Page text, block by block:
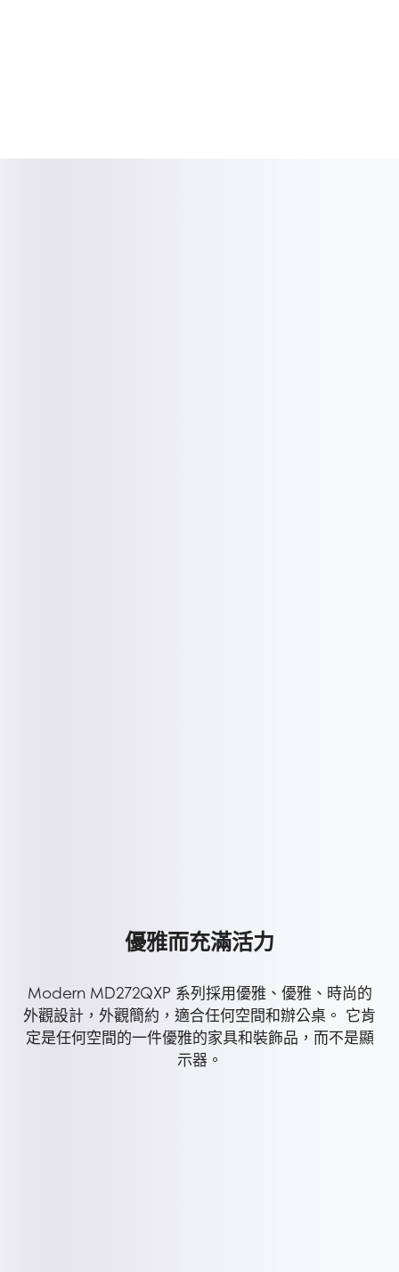
優雅而充滿活力
Modern MD272QXP 系列採用優雅、優雅、時尚的
外觀設計，外觀簡約，適合任何空間和辦公桌。 它肯
定是任何空間的一件優雅的家具和裝飾品，而不是顯
示器。